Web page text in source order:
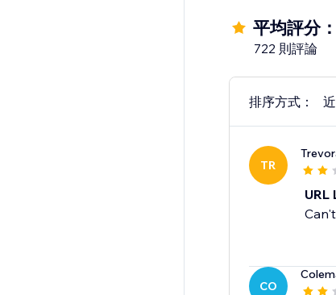
平均評分
722 則評論
排序方式：
TR
URL
CO